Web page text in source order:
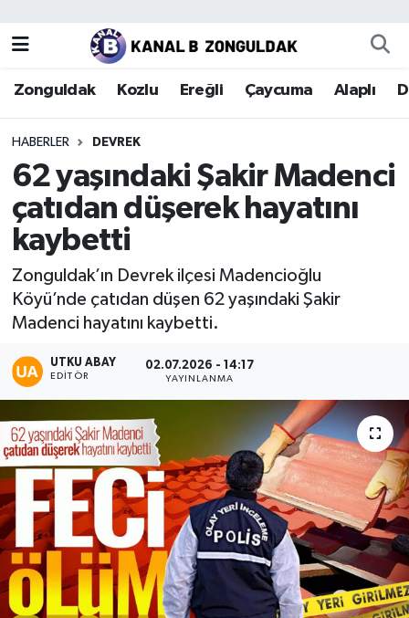
Zonguldak Kozlu Ereğli Çaycuma Alaplı
HABERLER DEVREK
62 yaşındaki Şakir Madenci
çatıdan düşerek hayatını
kaybetti
Zonguldak’ın Devrek ilçesi Madencioğlu
Köyü’nde çatıdan düşen 62 yaşındaki Şakir
Madenci hayatını kaybetti.
UTKU ABAY
EDITÖR
02.07.2026 - 14:17
YAYINLANMA
Zonguldak
Kozlu
Çaycuma
Alaplı
Devrek
Karabük
Spor
Ulusal
Zonguldak Nöbetçi Eczaneler
Zonguldak Hava Durumu
Zonguldak Trafik Yoğunluk Haritası
Puan Durumu ve Fikstür
Tüm Manşetler
Son Dakika Haberleri